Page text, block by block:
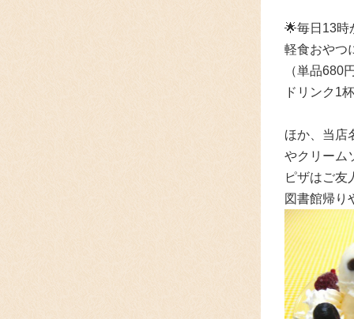
🌟毎日13時
軽食おやつ
（単品680
ドリンク1
ほか、当店
やクリーム
ピザはご友
図書館帰り